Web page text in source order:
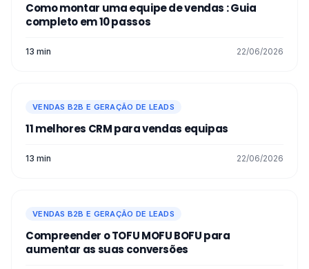
Como montar uma equipe de vendas : Guia
completo em 10 passos
13 min 22/06/2026
VENDAS B2B E GERAÇÃO DE LEADS
11 melhores CRM para vendas equipas
13 min 22/06/2026
VENDAS B2B E GERAÇÃO DE LEADS
Compreender o TOFU MOFU BOFU para
aumentar as suas conversões